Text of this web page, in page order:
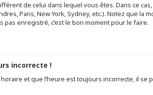
de celui dans lequel vous êtes. Dans ce cas,
Paris, New York, Sydney, etc.). Notez que
pas enregistré, c’est le bon moment pour le faire.
incorrecte !
et que l’heure est toujours incorrecte, il se